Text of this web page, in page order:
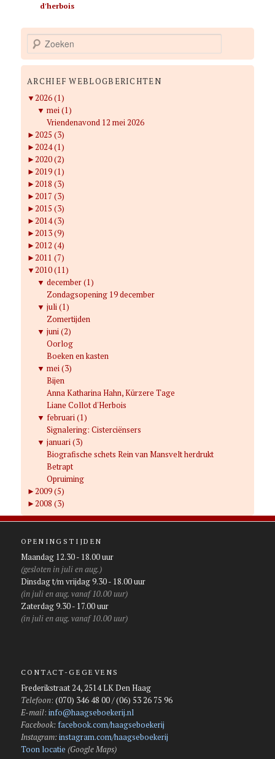
d'herbois
o
e
k
n
ARCHIEF WEBLOGBERICHTEN
▼2026 (1)
▼ mei (1)
Vriendenavond 12 mei 2026
►2025 (3)
►2024 (1)
►2020 (2)
►2019 (1)
►2018 (3)
►2017 (3)
►2015 (3)
►2014 (3)
►2013 (9)
►2012 (4)
►2011 (7)
▼2010 (11)
▼ december (1)
Zondagsopening 19 december
▼ juli (1)
Zomertijden
▼ juni (2)
Oorlog
Boeken en kasten
▼ mei (3)
Bijen
Anna Katharina Hahn, Kürzere Tage
Liane Collot d'Herbois
▼ februari (1)
Signalering: Cisterciënsers
▼ januari (3)
Biografische schets Rein van Mansvelt herdrukt
Betrapt
Opruiming
►2009 (5)
►2008 (3)
OPENINGSTIJDEN
Maandag 12.30 - 18.00 uur
(gesloten in juli en aug.)
Dinsdag t/m vrijdag 9.30 - 18.00 uur
(in juli en aug. vanaf 10.00 uur)
Zaterdag 9.30 - 17.00 uur
(in juli en aug. vanaf 10.00 uur)
CONTACT-GEGEVENS
Frederikstraat 24, 2514 LK Den Haag
Telefoon: (070) 346 48 00 / (06) 53 26 75 96
E-mail: info@haagseboekerij.nl
Facebook: facebook.com/haagseboekerij
Instagram:instagram.com/haagseboekerij
Toon locatie (Google Maps)